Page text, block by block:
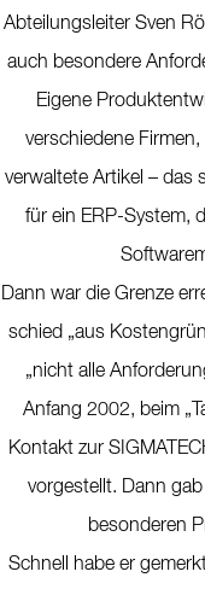
Abteilungsleiter Sven
auch besondere
Eigene
verschiedene
verwaltete Artikel – das
für ein ERP-System,
Dann war die Grenze
schied „aus
„nicht alle
Anfang 2002, beim
Kontakt zur
vorgestellt. Dann
besonderen
Schnell habe er